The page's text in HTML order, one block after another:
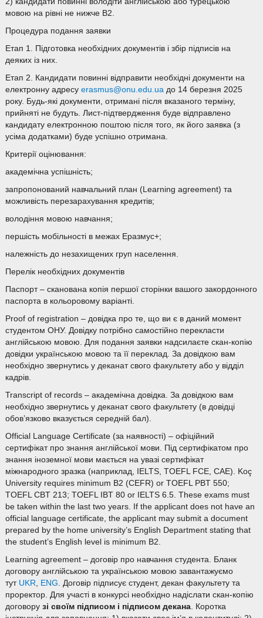
мовою на рівні не нижче B2.
Процедура подання заявки
Етап 1. Підготовка необхідних документів і збір підписів на
деяких із них.
Етап 2. Кандидати повинні відправити необхідні документи на
електронну адресу erasmus@onu.edu.uaдо 14 березня 2025
року. Будь-які документи, отримані після вказаного терміну,
прийняті не будуть. Лист-підтвердження буде відправлено
кандидату електронною поштою після того, як його заявка (з
усіма додатками) буде успішно отримана.
Критерії оцінювання:
академічна успішність;
запропонований навчальний план (Learning agreement) та
можливість перезарахування кредитів;
володіння мовою навчання;
першість мобільності в межах Еразмус+;
належність до незахищених груп населення.
Перелік необхідних документів
Паспорт – сканована копія першої сторінки вашого закордонного
паспорта в кольоровому варіанті.
Proof of registration – довідка про те, що ви є в даний момент
студентом ОНУ. Довідку потрібно самостійно перекласти
англійською мовою. Для подання заявки надсилаєте скан-копію
довідки українською мовою та її переклад. За довідкою вам
необхідно звернутись у деканат свого факультету або у відділ
кадрів.
Transcript of records – академічна довідка. За довідкою вам
необхідно звернутись у деканат свого факультету (в довідці
обов’язково вказується середній бал).
Official Language Certificate (за наявності) – офіційний
сертифікат про знання англійської мови. Під сертифікатом про
знання іноземної мови мається на увазі сертифікат
міжнародного зразка (наприклад, IELTS, TOEFL FCE, CAE). Koç
University requires minimum B2 (CEFR) or TOEFL PBT 550;
TOEFL CBT 213; TOEFL IBT 80 or IELTS 6.5. These exams must
be taken within the last two years. If the applicant does not have an
official language certificate, the applicant may submit a document
prepared by the home university’s English Department stating that
the student’s English level is minimum B2.
Learning agreement – договір про навчання студента. Бланк
договору англійською та українською мовою завантажуємо
тут UKR, ENG. Договір підписує студент, декан факультету та
проректор. Для участі в конкурсі необхідно надіслати скан-копію
договору зі своїм підписом і підписом декана. Коротка